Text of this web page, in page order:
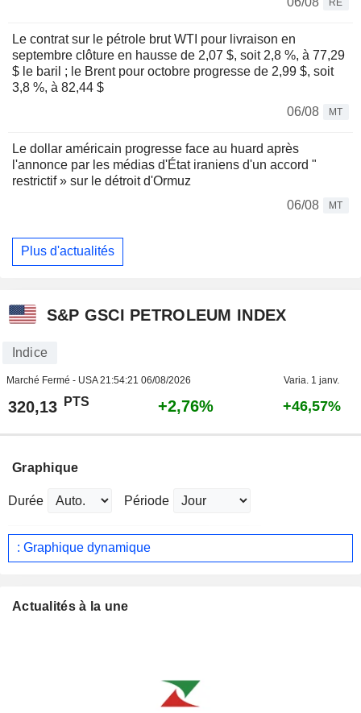
Le contrat sur le pétrole brut WTI pour livraison en
septembre clôture en hausse de 2,07 $, soit 2,8 %, à 77,29
$ le baril ; le Brent pour octobre progresse de 2,99 $, soit
3,8 %, à 82,44 $
06/08
MT
Le dollar américain progresse face au huard après
l'annonce par les médias d'État iraniens d'un accord "
restrictif » sur le détroit d'Ormuz
06/08
MT
Plus d'actualités
S&P GSCI PETROLEUM INDEX
Indice
Marché Fermé - USA21:54:21 06/08/2026 Varia. 1 janv.
320,13 PTS +2,76% +46,57%
Graphique
Durée Période
: Graphique dynamique
Actualités à la une